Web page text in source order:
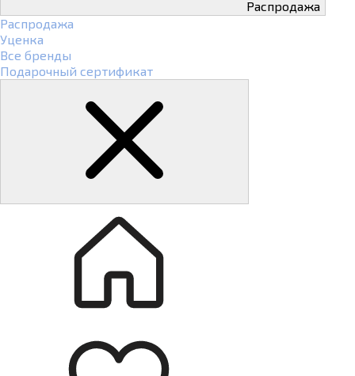
Распродажа
Распродажа
Уценка
Все бренды
Подарочный сертификат